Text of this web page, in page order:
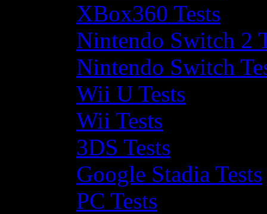
XBox360 Tests
Nintendo Switch 2
Nintendo Switch
Wii U Tests
Wii Tests
3DS Tests
Google Stadia Tests
PC Tests